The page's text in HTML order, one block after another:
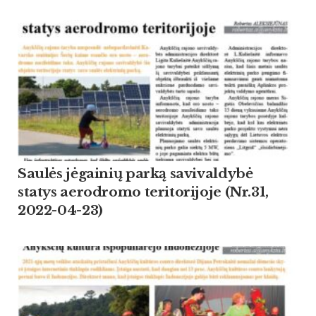
Saulės jėgainių parką savivaldybė
statys aerodromo teritorijoje (Nr.31,
2022-04-23)